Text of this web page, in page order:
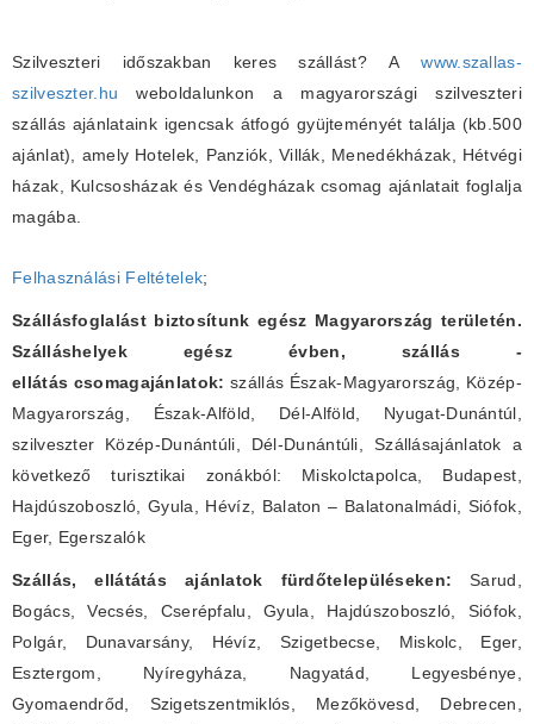
Szilveszteri időszakban keres szállást? Awww.szallas-
szilveszter.hu weboldalunkon a magyarországi szilveszteri
szállás ajánlataink igencsak átfogó gyüjteményét találja (kb.500
ajánlat), amely Hotelek, Panziók, Villák, Menedékházak, Hétvégi
házak, Kulcsosházak és Vendégházak csomag ajánlatait foglalja
magába.
Felhasználási Feltételek;
Szállásfoglalást biztosítunk egész Magyarország területén.
Szálláshelyek egész évben, szállás -
ellátás csomagajánlatok: szállás Észak-Magyarország, Közép-
Magyarország, Észak-Alföld, Dél-Alföld, Nyugat-Dunántúl,
szilveszter Közép-Dunántúli, Dél-Dunántúli, Szállásajánlatok a
következő turisztikai zonákból: Miskolctapolca, Budapest,
Hajdúszoboszló, Gyula, Hévíz, Balaton – Balatonalmádi, Siófok,
Eger, Egerszalók
Szállás, ellátátás ajánlatok fürdőtelepüléseken:Sarud,
Bogács, Vecsés, Cserépfalu, Gyula, Hajdúszoboszló, Siófok,
Polgár, Dunavarsány, Hévíz, Szigetbecse, Miskolc, Eger,
Esztergom, Nyíregyháza, Nagyatád, Legyesbénye,
Gyomaendrőd, Szigetszentmiklós, Mezőkövesd, Debrecen,